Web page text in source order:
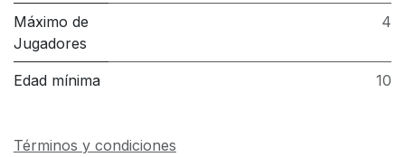
Máximo de
Jugadores
4
Edad mínima 10
Términos y condiciones